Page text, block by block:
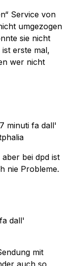
Service von
umgezogen
sie nicht
erste mal,
wer nicht
7 minuti fa dall'
aber bei dpd ist
nie Probleme.
dall'
mit
auch so